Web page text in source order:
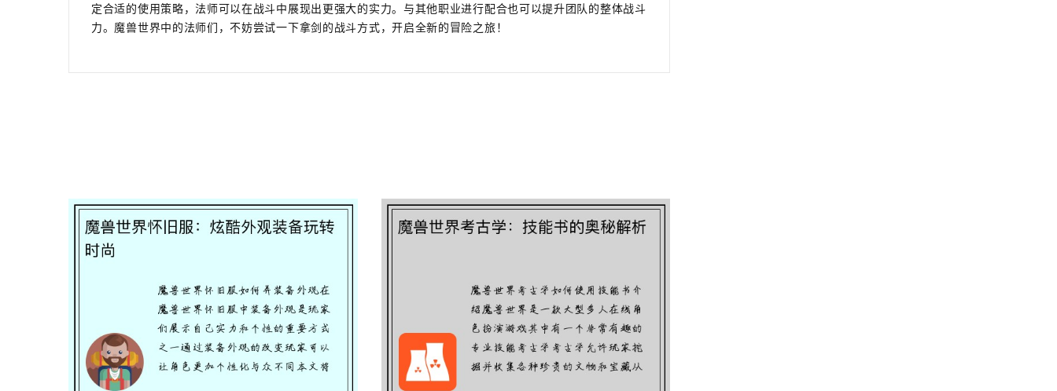
定合适的使用策略，法师可以在战斗中展现出更强大的实力。与其他职业进行配合也可以提升团队的整体战斗
力。魔兽世界中的法师们，不妨尝试一下拿剑的战斗方式，开启全新的冒险之旅！